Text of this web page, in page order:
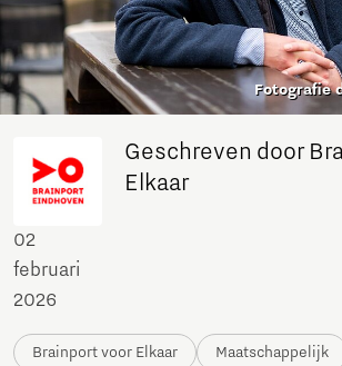
Fotografie
Geschreven door
Elkaar
02
februari
2026
Brainport voor Elkaar Maatschappelijk